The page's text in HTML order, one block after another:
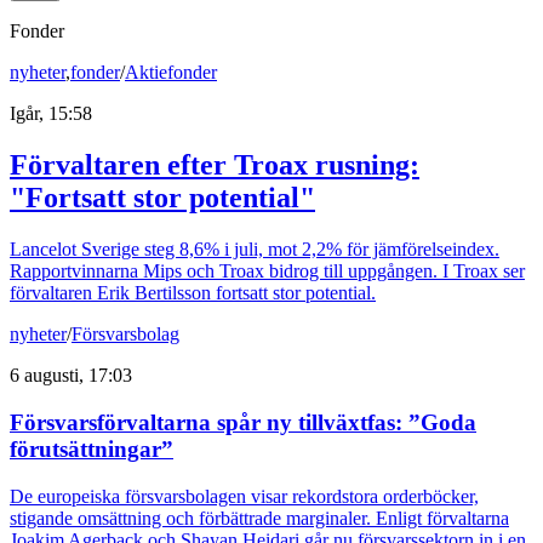
Fonder
nyheter,fonder/Aktiefonder
Igår, 15:58
Förvaltaren efter Troax rusning:
"Fortsatt stor potential"
Lancelot Sverige steg 8,6% i juli, mot 2,2% för jämförelseindex.
Rapportvinnarna Mips och Troax bidrog till uppgången. I Troax ser
förvaltaren Erik Bertilsson fortsatt stor potential.
nyheter/Försvarsbolag
6 augusti, 17:03
Försvarsförvaltarna spår ny tillväxtfas: ”Goda
förutsättningar”
De europeiska försvarsbolagen visar rekordstora orderböcker,
stigande omsättning och förbättrade marginaler. Enligt förvaltarna